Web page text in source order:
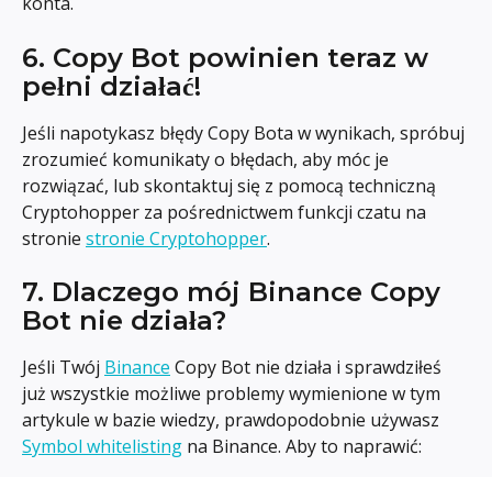
6. Copy Bot powinien teraz w
pełni działać!
Jeśli napotykasz błędy Copy Bota w wynikach, spróbuj
zrozumieć komunikaty o błędach, aby móc je
rozwiązać, lub skontaktuj się z pomocą techniczną
Cryptohopper za pośrednictwem funkcji czatu na
stronie stronie Cryptohopper.
7. Dlaczego mój Binance Copy
Bot nie działa?
Jeśli Twój Binance Copy Bot nie działa i sprawdziłeś
już wszystkie możliwe problemy wymienione w tym
artykule w bazie wiedzy, prawdopodobnie używasz
Symbol whitelisting na Binance. Aby to naprawić: